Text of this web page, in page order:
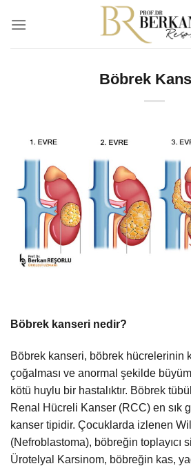
atla
Böbrek
Böbrek kanseri nedir?
Böbrek kanseri, böbrek hücrelerinin
çoğalması ve anormal şekilde
kötü huylu bir hastalıktır. Böbrek
Renal Hücreli Kanser (RCC) en sık
kanser tipidir. Çocuklarda izlenen
(Nefroblastoma), böbreğin toplayıcı
Ürotelyal Karsinom, böbreğin kas,